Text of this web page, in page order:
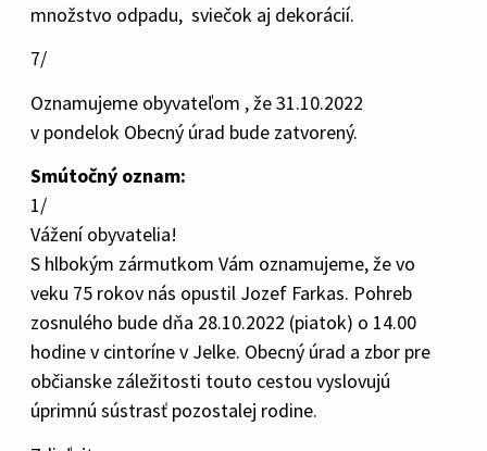
množstvo odpadu, sviečok aj dekorácií.
7/
Oznamujeme obyvateľom , že 31.10.2022
v pondelok Obecný úrad bude zatvorený.
Smútočný oznam:
1/
Vážení obyvatelia!
S hlbokým zármutkom Vám oznamujeme, že vo
veku 75 rokov nás opustil Jozef Farkas. Pohreb
zosnulého bude dňa 28.10.2022 (piatok) o 14.00
hodine v cintoríne v Jelke. Obecný úrad a zbor pre
občianske záležitosti touto cestou vyslovujú
úprimnú sústrasť pozostalej rodine.